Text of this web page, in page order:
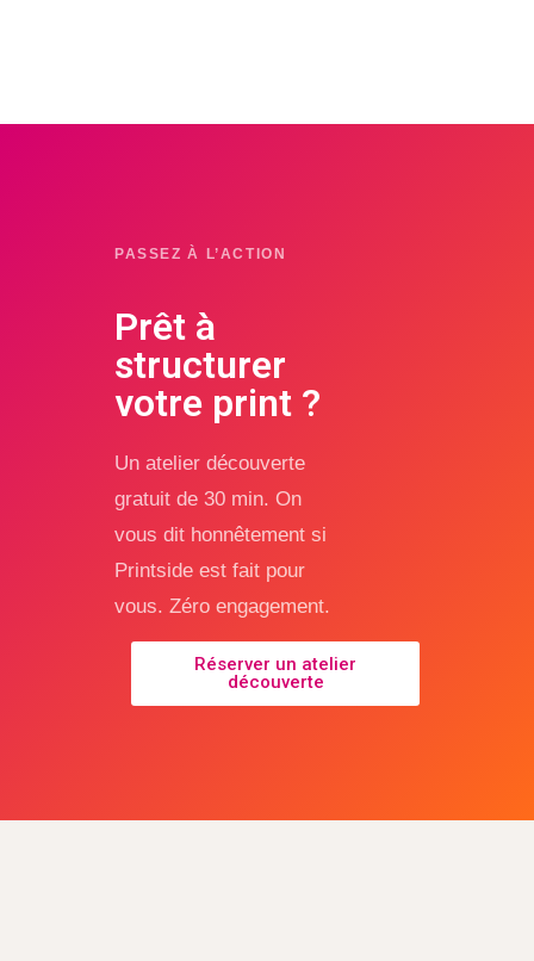
PASSEZ À L’ACTION
Prêt à
structurer
votre print ?
Un atelier découverte
gratuit de 30 min. On
vous dit honnêtement si
Printside est fait pour
vous. Zéro engagement.
Réserver un atelier
découverte